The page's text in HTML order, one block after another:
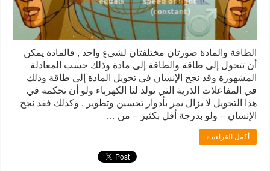
الطاقة والمادة صورتان مختلفتان لشيءٍ واحد , فالمادة يمكن
أن تتحول إلى طاقة والطاقة إلى مادة وذلك حسب المعادلة
المشهورة وقد نجح الإنسان في تحويل المادة إلى طاقة وذلك
في المفاعلات الذرية التي تولد لنا الكهرباء ولو أن تحكمه في
هذا التحويل لا يزال يمر بأدوار تحسين وتطوير , وكذلك فقد نجح
الإنسان – ولو بدرجة أقل بكثير – من …
أكمل القراءة »